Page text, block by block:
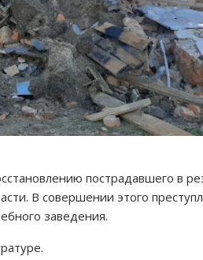
пострадавшего в
В совершении этого
заведения.